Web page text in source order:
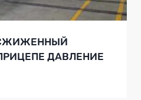
ДАВЛЕНИЕ